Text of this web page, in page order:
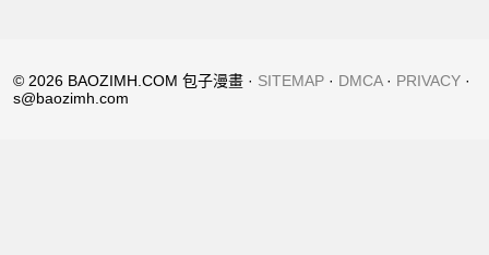
© 2026 BAOZIMH.COM 包子漫畫 · SITEMAP · DMCA· PRIVACY ·
s@baozimh.com